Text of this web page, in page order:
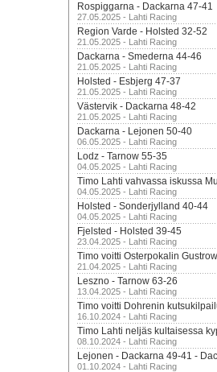
Rospiggarna - Dackarna 47-41
27.05.2025 - Lahti Racing
Region Varde - Holsted 32-52
21.05.2025 - Lahti Racing
Dackarna - Smederna 44-46
21.05.2025 - Lahti Racing
Holsted - Esbjerg 47-37
21.05.2025 - Lahti Racing
Västervik - Dackarna 48-42
21.05.2025 - Lahti Racing
Dackarna - Lejonen 50-40
06.05.2025 - Lahti Racing
Lodz - Tarnow 55-35
04.05.2025 - Lahti Racing
Timo Lahti vahvassa iskussa
04.05.2025 - Lahti Racing
Holsted - Sonderjylland 40-44
04.05.2025 - Lahti Racing
Fjelsted - Holsted 39-45
23.04.2025 - Lahti Racing
Timo voitti Osterpokalin
21.04.2025 - Lahti Racing
Leszno - Tarnow 63-26
13.04.2025 - Lahti Racing
Timo voitti Dohrenin
16.10.2024 - Lahti Racing
Timo Lahti neljäs kultaisessa
08.10.2024 - Lahti Racing
Lejonen - Dackarna 49-41 -
01.10.2024 - Lahti Racing